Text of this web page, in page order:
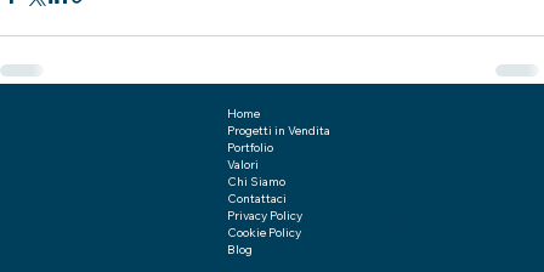
Home
Progetti in Vendita
Portfolio
Valori
Chi Siamo
Contattaci
Privacy Policy
Cookie Policy
Blog